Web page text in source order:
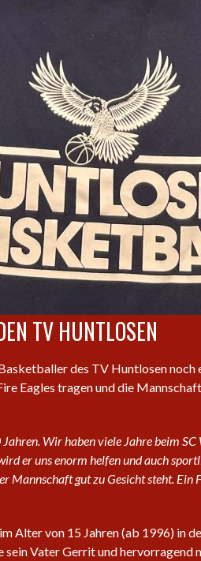
TV HUNTLOSEN
des TV Huntlosen noch
Eagles tragen und die
Wir haben viele Jahre beim
er uns enorm helfen und auch
Mannschaft gut zu Gesicht steht.
Alter von 15 Jahren (ab 1996) in
Vater Gerrit und hervorragend